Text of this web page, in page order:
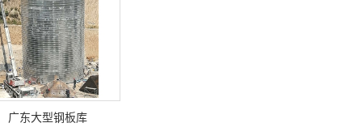
广东大型钢板库